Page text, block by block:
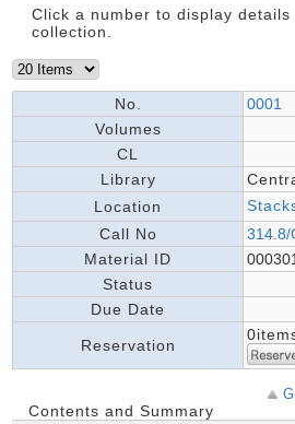
Click a number to display details
collection.
No.
0001
Volumes
CL
Library
Location
Call No
314.8/
Material ID
Status
Due Date
Reservation
Contents and Summary